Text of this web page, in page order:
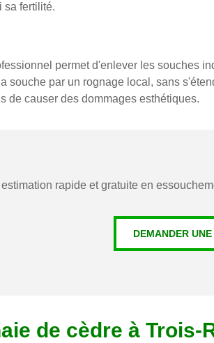
sa fertilité.
permet d'enlever les souches
souche par un rognage local, sans
de causer des dommages esthétiques.
rapide et gratuite en
DEMANDER
de cèdre à Trois-